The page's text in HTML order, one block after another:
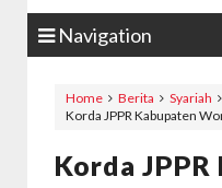
Navigation
Home Berita
Syariah
Korda JPPR Kabupaten
Korda